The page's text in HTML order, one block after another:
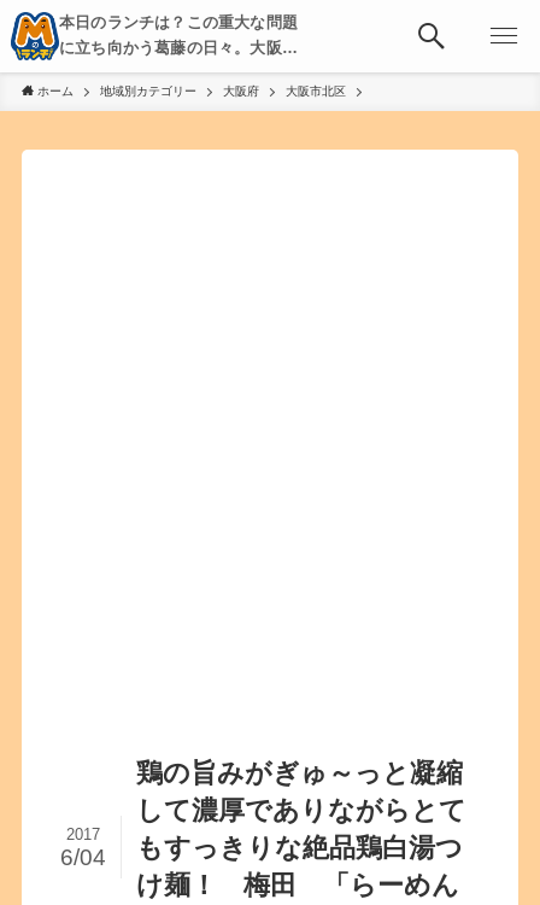
本日のランチは？この重大な問題
に立ち向かう葛藤の日々。大阪・
京都・神戸を中心とした食べ歩
き、飲み歩きを綴る。
ホーム 地域別カテゴリー 大阪府 大阪市北区
鶏の旨みがぎゅ～っと凝縮
して濃厚でありながらとて
もすっきりな絶品鶏白湯つ
け麺！ 梅田 「らーめん
2017
6/04